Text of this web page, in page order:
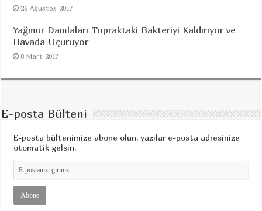
26 Ağustos 2017
Yağmur Damlaları Topraktaki Bakteriyi Kaldırıyor ve
Havada Uçuruyor
8 Mart 2017
E-posta Bülteni
E-posta bültenimize abone olun, yazılar e-posta adresinize
otomatik gelsin.